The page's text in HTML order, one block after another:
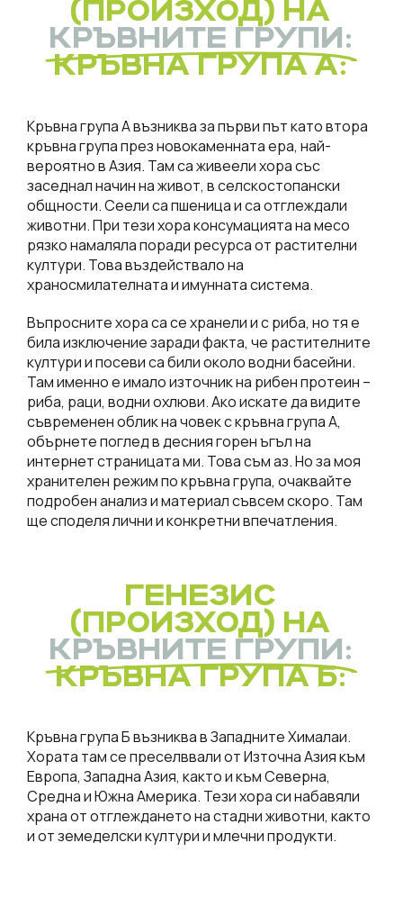
(ПРОИЗХОД) НА
КРЪВНИТЕ ГРУПИ:
КРЪВНА ГРУПА А:
Кръвна група A възниква за първи път като втора
кръвна група през новокаменната ера, най-
вероятно в Азия. Там са живеели хора със
заседнал начин на живот, в селскостопански
общности. Сеели са пшеница и са отглеждали
животни. При тези хора консумацията на месо
рязко намаляла поради ресурса от растителни
култури. Това въздействало на
храносмилателната и имунната система.
Въпросните хора са се хранели и с риба, но тя е
била изключение заради факта, че растителните
култури и посеви са били около водни басейни.
Там именно е имало източник на рибен протеин –
риба, раци, водни охлюви. Ако искате да видите
съвременен облик на човек с кръвна група А,
обърнете поглед в десния горен ъгъл на
интернет страницата ми. Това съм аз. Но за моя
хранителен режим по кръвна група, очаквайте
подробен анализ и материал съвсем скоро. Там
ще споделя лични и конкретни впечатления.
ГЕНЕЗИС
(ПРОИЗХОД) НА
КРЪВНИТЕ ГРУПИ:
КРЪВНА ГРУПА Б:
Кръвна група Б възниква в Западните Хималаи.
Хората там се преселввали от Източна Азия към
Европа, Западна Азия, както и към Северна,
Средна и Южна Америка. Тези хора си набавяли
храна от отглеждането на стадни животни, както
и от земеделски култури и млечни продукти.